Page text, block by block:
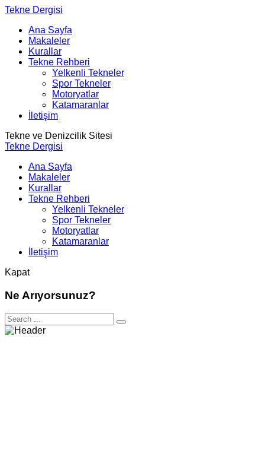
Tekne Dergisi
Ana Sayfa
Makaleler
Kurallar
Tekne Rehberi
Yelkenli Tekneler
Spor Tekneler
Motoryatlar
Katamaranlar
İletişim
Tekne ve Denizcilik Sitesi
Tekne Dergisi
Ana Sayfa
Makaleler
Kurallar
Tekne Rehberi
Yelkenli Tekneler
Spor Tekneler
Motoryatlar
Katamaranlar
İletişim
Kapat
Ne Arıyorsunuz?